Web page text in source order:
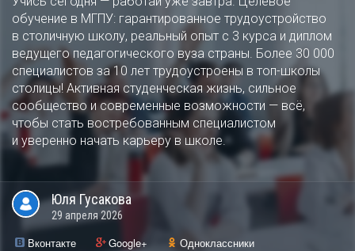
обучение в МГПУ: гарантированное трудоустройство
в столичную школу, реальный опыт с 3 курса и диплом
ведущего педагогического вуза страны. Более 30 000
специалистов за 10 лет трудоустроены в топ-школы
столицы! Активная студенческая жизнь, сильное
сообщество и современные возможности — всё,
чтобы стать востребованным специалистом
и уверенно начать карьеру в школе.
ЮляГусакова
29 апреля 2026
Вконтакте Google+
Одноклассники